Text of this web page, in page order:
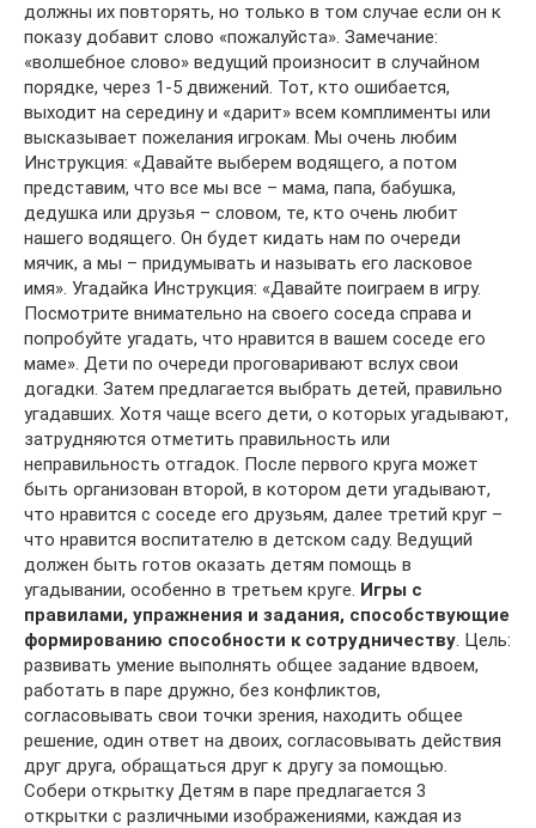
должны их повторять, но только в том случае если он к
показу добавит слово «пожалуйста». Замечание:
«волшебное слово» ведущий произносит в случайном
порядке, через 1-5 движений. Тот, кто ошибается,
выходит на середину и «дарит» всем комплименты или
высказывает пожелания игрокам. Мы очень любим
Инструкция: «Давайте выберем водящего, а потом
представим, что все мы все – мама, папа, бабушка,
дедушка или друзья – словом, те, кто очень любит
нашего водящего. Он будет кидать нам по очереди
мячик, а мы – придумывать и называть его ласковое
имя». Угадайка Инструкция: «Давайте поиграем в игру.
Посмотрите внимательно на своего соседа справа и
попробуйте угадать, что нравится в вашем соседе его
маме». Дети по очереди проговаривают вслух свои
догадки. Затем предлагается выбрать детей, правильно
угадавших. Хотя чаще всего дети, о которых угадывают,
затрудняются отметить правильность или
неправильность отгадок. После первого круга может
быть организован второй, в котором дети угадывают,
что нравится с соседе его друзьям, далее третий круг –
что нравится воспитателю в детском саду. Ведущий
должен быть готов оказать детям помощь в
угадывании, особенно в третьем круге. Игры с
правилами, упражнения и задания, способствующие
формированию способности к сотрудничеству. Цель:
развивать умение выполнять общее задание вдвоем,
работать в паре дружно, без конфликтов,
согласовывать свои точки зрения, находить общее
решение, один ответ на двоих, согласовывать действия
друг друга, обращаться друг к другу за помощью.
Собери открытку Детям в паре предлагается 3
открытки с различными изображениями, каждая из